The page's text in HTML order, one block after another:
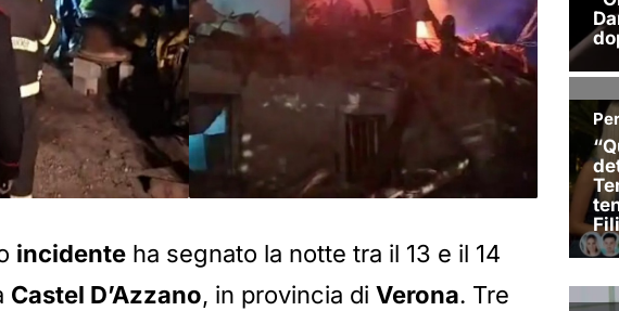
incidente ha segnato la notte tra il 13 e il 14
Castel D’Azzano, in provincia di Verona. Tre